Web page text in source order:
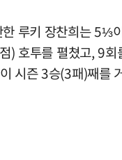
한 루키 장찬희는 5⅓
) 호투를 펼쳤고, 9회
시즌 3승(3패)째를